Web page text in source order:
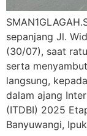
sepanjang Jl.
(30/07), saat
serta
langsung,
dalam ajang
(ITDBI) 2025
Banyuwangi,